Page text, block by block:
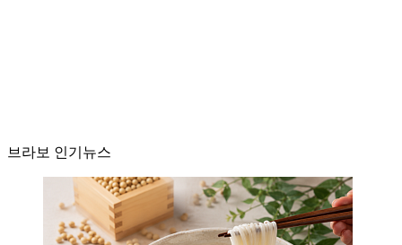
브라보 인기뉴스